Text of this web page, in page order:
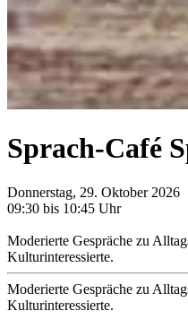
Sprach-Café
Donnerstag, 29. Oktober 2026
09:30 bis 10:45 Uhr
Moderierte Gespräche zu
Kulturinteressierte.
Moderierte Gespräche zu
Kulturinteressierte.